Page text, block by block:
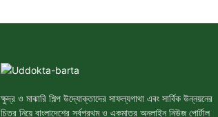
ক্ষুদ্র ও মাঝারি শিল্প উদ্যোক্তাদের সাফল্যগাথা এবং সার্বিক উন্নয়নের
চিত্র নিয়ে বাংলাদেশের সর্বপ্রথম ও একমাত্র অনলাইন নিউজ পোর্টাল